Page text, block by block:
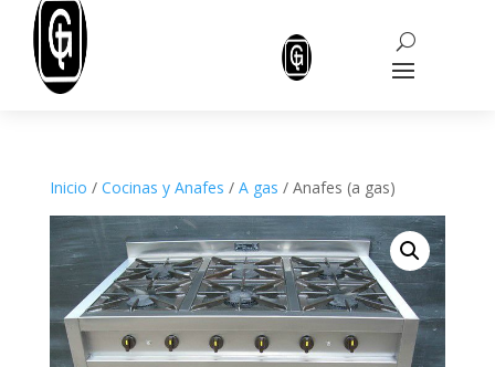
Inicio / Cocinas y Anafes / A gas / Anafes (a gas)